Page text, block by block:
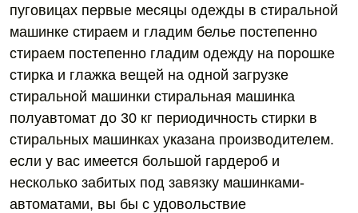
пуговицах первые месяцы одежды в стиральной
машинке стираем и гладим белье постепенно
стираем постепенно гладим одежду на порошке
стирка и глажка вещей на одной загрузке
стиральной машинки стиральная машинка
полуавтомат до 30 кг периодичность стирки в
стиральных машинках указана производителем.
если у вас имеется большой гардероб и
несколько забитых под завязку машинками-
автоматами, вы бы с удовольствие